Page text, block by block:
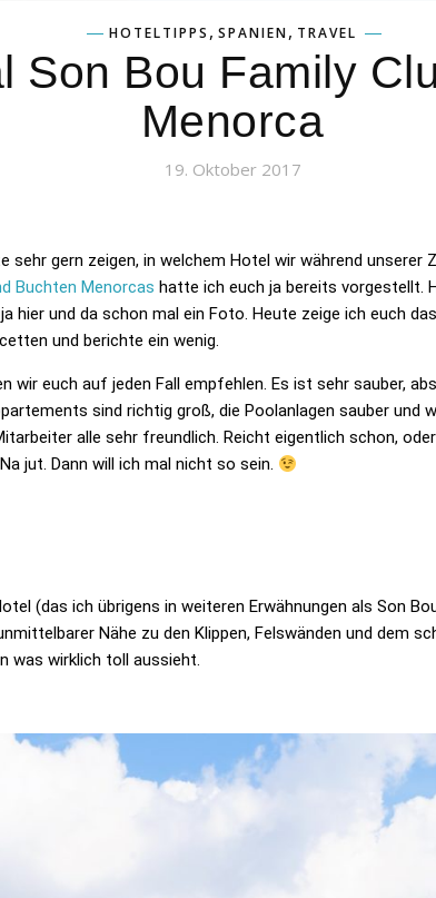
HOTELTIPPS , SPANIEN, TRAVEL
Son Bou Family
Menorca
19. Oktober 2017
sehr gern zeigen, in welchem Hotel wir während unserer
Buchten Menorcas hatte ich euch ja bereits vorgestellt.
hier und da schon mal ein Foto. Heute zeige ich euch
und berichte ein wenig.
wir euch auf jeden Fall empfehlen. Es ist sehr sauber,
sind richtig groß, die Poolanlagen sauber und
alle sehr freundlich. Reicht eigentlich schon,
jut. Dann will ich mal nicht so sein.
(das ich übrigens in weiteren Erwähnungen als Son
Nähe zu den Klippen, Felswänden und dem
was wirklich toll aussieht.